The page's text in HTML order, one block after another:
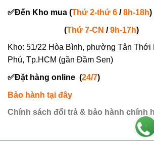
✅Đến Kho mua (Thứ 2-thứ 6 /8h-18h)
(Thứ 7-CN /9h-17h)
Kho: 51/22 Hòa Bình, phường Tân Thới
Phú, Tp.HCM (gần Đầm Sen)
✅Đặt hàng online (24/7)
Bảo hành tại đây
Chính sách đổi trả & bảo hành chính